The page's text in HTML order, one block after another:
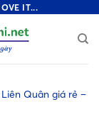
IT...
Quân giá rẻ –